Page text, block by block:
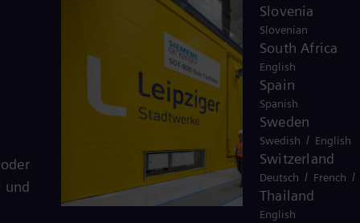
Slovenia
Slovenian
South Africa
English
Spain
Spanish
Sweden
Swedish / English
Switzerland
Deutsch / French /
Thailand
English
und